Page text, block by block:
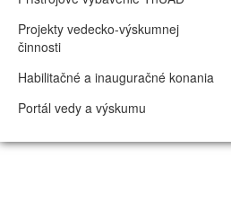
Projekty vedecko-výskumnej
činnosti
Habilitačné a inauguračné konania
Portál vedy a výskumu